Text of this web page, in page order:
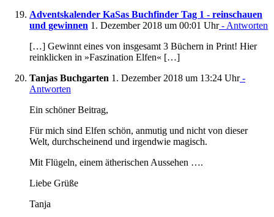
Adventskalender KaSas Buchfinder Tag 1 - reinschauen
und gewinnen 1. Dezember 2018 um 00:01 Uhr- Antworten
[…] Gewinnt eines von insgesamt 3 Büchern in Print! Hier
reinklicken in »Faszination Elfen« […]
Tanjas Buchgarten 1. Dezember 2018 um 13:24 Uhr-
Antworten
Ein schöner Beitrag,
Für mich sind Elfen schön, anmutig und nicht von dieser
Welt, durchscheinend und irgendwie magisch.
Mit Flügeln, einem ätherischen Aussehen ….
Liebe Grüße
Tanja